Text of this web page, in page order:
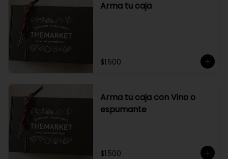
Arma tu caja
$1.500
Arma tu caja con Vino o
espumante
$1.500